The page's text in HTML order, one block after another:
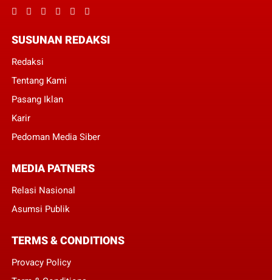
SUSUNAN REDAKSI
Redaksi
Tentang Kami
Pasang Iklan
Karir
Pedoman Media Siber
MEDIA PATNERS
Relasi Nasional
Asumsi Publik
TERMS & CONDITIONS
Provacy Policy